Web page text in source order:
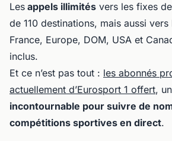
Les appels illimités vers les fixes
de 110 destinations, mais aussi
France, Europe, DOM, USA et
inclus.
Et ce n’est pas tout : les abonnés
actuellement d’Eurosport 1 offert,
incontournable pour suivre de
compétitions sportives en direct.